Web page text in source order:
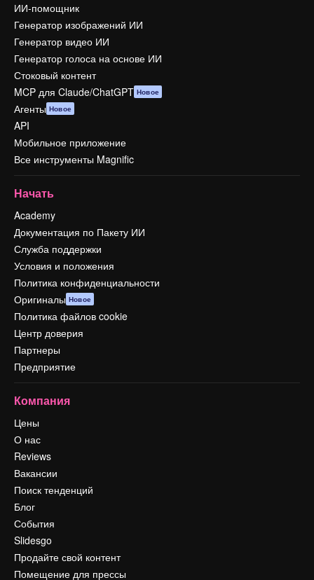
ИИ-помощник
Генератор изображений ИИ
Генератор видео ИИ
Генератор голоса на основе ИИ
Стоковый контент
MCP для Claude/ChatGPT Новое
Агенты Новое
API
Мобильное приложение
Все инструменты Magnific
Начать
Academy
Документация по Пакету ИИ
Служба поддержки
Условия и положения
Политика конфиденциальности
Оригиналы Новое
Политика файлов cookie
Центр доверия
Партнеры
Предприятие
Компания
Цены
О нас
Reviews
Вакансии
Поиск тенденций
Блог
События
Slidesgo
Продайте свой контент
Помещение для прессы